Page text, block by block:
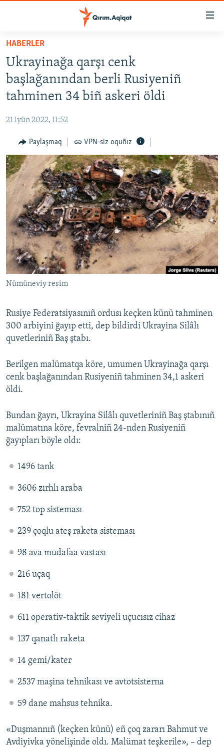
Esas
qaytmaq
Baş
navigatsiyağa
qaytmaq
Qıdıruvğa
qaytmaq
HABERLER
SİYASET
İQTİSADİYAT
MEDENİYET
İNSAN AQLARI
VİDEO
SÜRET
BLOGLAR
FİKİR
Русский
Українською
QOŞULIÑIZ!
RFE/RS bütün saytları
HABERLER
Ukrayinağa qarşı cenk
başlağanından berli Rusiyeniñ
tahminen 34 biñ askeri öldi
21 iyün 2022, 11:52
Paylaşmaq VPN-siz oquñız
Nümüneviy resim
Rusiye Federatsiyasınıñ ordusı keçken künü tahminen
300 arbiyini ğayıp etti, dep bildirdi Ukrayina Silâlı
quvetleriniñ Baş ştabı.
Berilgen malümatqa köre, umumen Ukrayinağa qarşı
cenk başlağanından Rusiyeniñ tahminen 34,1 askeri
öldi.
Bundan ğayrı, Ukrayina Silâlı quvetleriniñ Baş ştabınıñ
malümatına köre, fevralniñ 24-nden Rusiyeniñ
ğayıpları böyle oldı:
1496 tank
3606 zırhlı araba
752 top sisteması
239 çoqlu ateş raketa sisteması
98 ava mudafaa vastası
216 uçaq
181 vertolöt
611 operativ-taktik seviyeli uçucısız cihaz
137 qanatlı raketa
14 gemi/kater
2537 maşina tehnikası ve avtotsisterna
59 dane mahsus tehnika.
«Duşmannıñ (keçken künü) eñ çoq zararı Bahmut ve
Avdiyivka yönelişinde oldı. Malümat teşkerile», – dep